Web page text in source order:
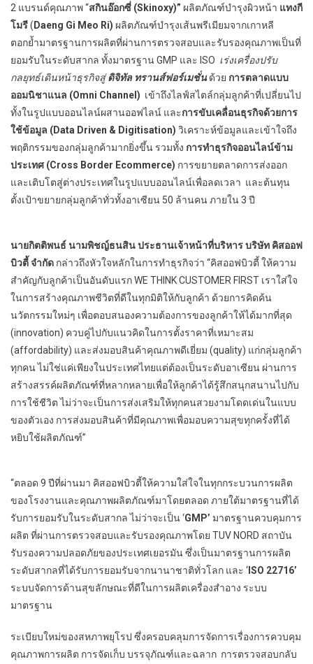
2 แบรนด์คุณภาพ “สกินอ๊อกซี่ (Skinoxy)” ผลิตภัณฑ์บำรุงผิวหน้า แทงกี
โมรี( Daeng Gi Meo Ri) ผลิตภัณฑ์บำรุงเส้นพรีเมียมจากเกาหลี
ตอกย้ำมาตรฐานการผลิตที่ผ่านการตรวจสอบและรับรองคุณภาพเป็นที่
ยอมรับในระดับสากล ทั้งมาตรฐาน GMP และ ISO เร่งเครื่องปรับ
กลยุทธ์เดินหน้าธุรกิจสู่ดิจิทัล ทรานส์ฟอร์เมชั่นด้วย การตลาดแบบ
ออมนิชาแนล (Omni Channel) เข้าถึงไลฟ์สไตล์กลุ่มลูกค้าที่เปลี่ยนไป
ทั้งในรูปแบบออนไลน์ผสานออฟไลน์ และการขับเคลื่อนธุรกิจด้วยการ
ใช้ข้อมูล (Data Driven & Digitisation) วิเคราะห์ข้อมูลและเข้าใจถึง
พฤติกรรมของกลุ่มลูกค้ามากยิ่งขึ้น รวมทั้ง การทำธุรกิจออนไลน์ข้าม
ประเทศ (Cross Border Ecommerce) การขยายตลาดการส่งออก
และเติบโตสู่ต่างประเทศในรูปแบบออนไลน์เพื่อลดเวลา และต้นทุน
ตั้งเป้าขยายกลุ่มลูกค้าทั่วทั้งอาเซียน 50 ล้านคน ภายใน 3 ปี
นายกิตติพนธ์ นามพิชญ์ธนสิน ประธานเจ้าหน้าที่บริหาร บริษัท คิสออฟ
บิวตี้ จำกัด กล่าวถึงหัวใจหลักในการทำธุรกิจว่า “คิสออฟบิวตี้ ให้ความ
สำคัญกับลูกค้าเป็นอันดับแรก WE THINK CUSTOMER FIRST เราใส่ใจ
ในการสร้างคุณภาพชีวิตที่ดีในทุกมิติให้กับลูกค้า ด้วยการคิดค้น
นวัตกรรมใหม่ๆ เพื่อตอบสนองความต้องการของลูกค้าให้ได้มากที่สุด
(innovation) ควบคู่ไปกับแนวคิดในการตั้งราคาที่เหมาะสม
(affordability) และส่งมอบสินค้าคุณภาพดีเยี่ยม (quality) แก่กลุ่มลูกค้า
ทุกคน ไม่ใช่แค่เพียงในประเทศไทยแต่ต้องเป็นระดับอาเซียน ผ่านการ
สร้างสรรค์ผลิตภัณฑ์ที่หลากหลายเพื่อให้ลูกค้าได้รู้สึกสนุกสนานไปกับ
การใช้ชีวิต ไม่ว่าจะเป็นการส่งเสริมให้ทุกคนสวยงามโดดเด่นในแบบ
ของตัวเอง การส่งมอบสินค้าที่มีคุณภาพเพื่อมอบความสุขทุกครั้งที่ได้
หยิบใช้ผลิตภัณฑ์”
“ตลอด 9 ปีที่ผ่านมา คิสออฟบิวตี้ให้ความใส่ใจในทุกกระบวนการผลิต
ของโรงงานและคุณภาพผลิตภัณฑ์มาโดยตลอด ภายใต้มาตรฐานที่ได้
รับการยอมรับในระดับสากล ไม่ว่าจะเป็น ‘GMP’ มาตรฐานควบคุมการ
ผลิต ที่ผ่านการตรวจสอบและรับรองคุณภาพโดย TUV NORD สถาบัน
รับรองความปลอดภัยของประเทศเยอรมัน ซึ่งเป็นมาตรฐานการผลิต
ระดับสากลที่ได้รับการยอมรับจากนานาชาติทั่วโลก และ ‘ ISO 22716’
ระบบจัดการด้านสุขลักษณะที่ดีในการผลิตเครื่องสำอาง ระบบ
มาตรฐาน
ระเบียบใหม่ของสหภาพยุโรป ซึ่งครอบคลุมการจัดการเรื่องการควบคุม
คุณภาพการผลิต การจัดเก็บ บรรจุภัณฑ์และฉลาก การตรวจสอบกลับ